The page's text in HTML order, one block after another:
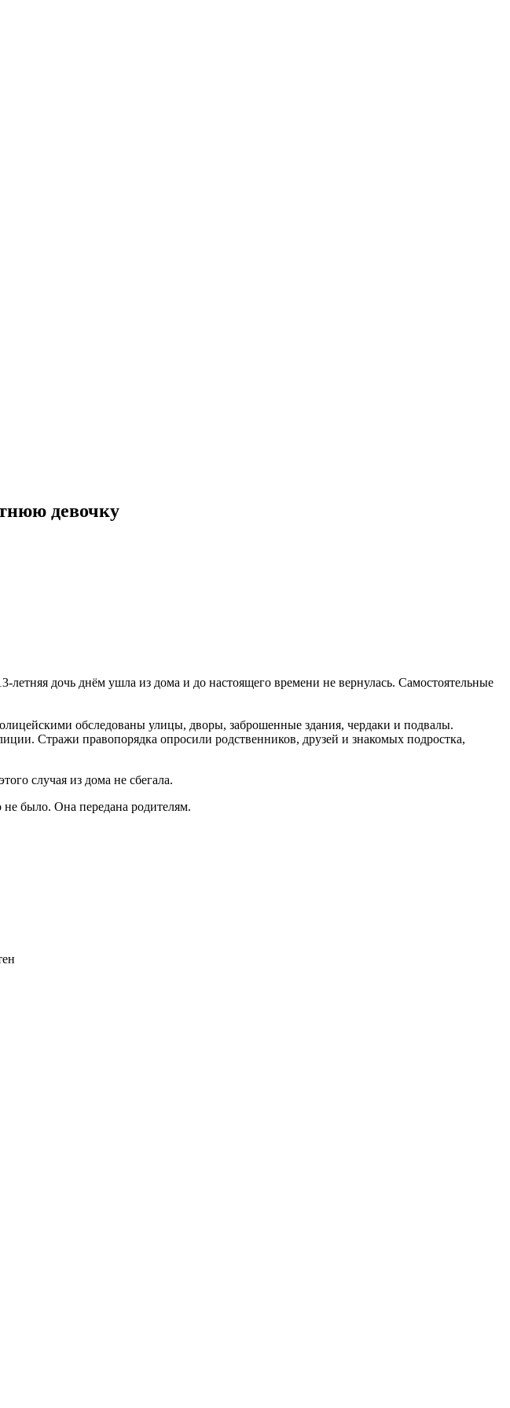
девочку
дочь днём ушла из дома и до настоящего времени не вернулась. Самостоятельные
обследованы улицы, дворы, заброшенные здания, чердаки и подвалы.
Стражи правопорядка опросили родственников, друзей и знакомых подростка,
случая из дома не сбегала.
было. Она передана родителям.